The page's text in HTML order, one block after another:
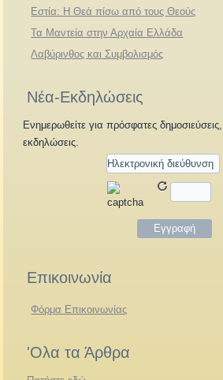
Εστία: Η Θεά πίσω από τους Θεούς
Τα Μαντεία στην Αρχαία Ελλάδα
Λαβύρινθος και Συμβολισμός
Νέα-Εκδηλώσεις
Ενημερωθείτε για πρόσφατες
εκδηλώσεις.
Επικοινωνία
Φόρμα Επικοινωνίας
'Ολα τα Άρθρα